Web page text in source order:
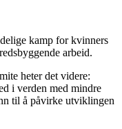
kamp for kvinners
arbeid.
heter det videre:
i verden med mindre
til å påvirke utviklingen